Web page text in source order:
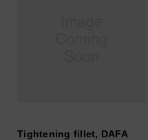
Tightening fillet, DAFA